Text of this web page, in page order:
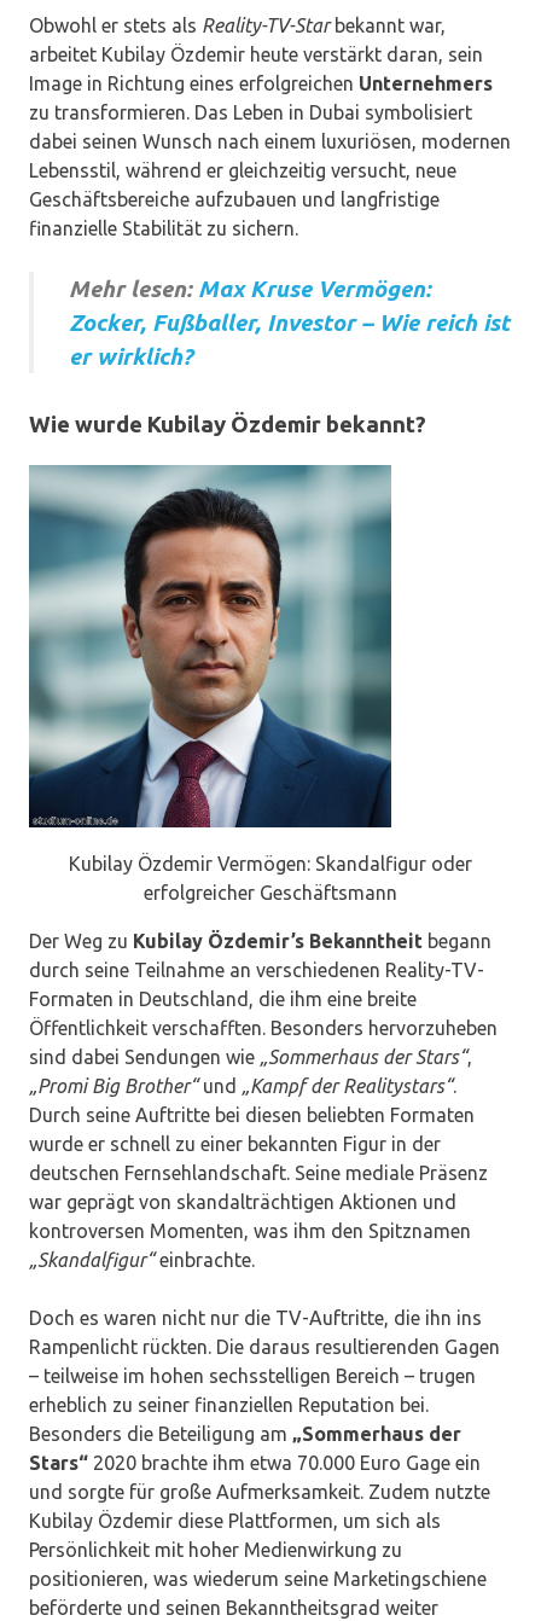
Obwohl er stets als Reality-TV-Starbekannt war,
arbeitet Kubilay Özdemir heute verstärkt daran, sein
Image in Richtung eines erfolgreichen Unternehmers
zu transformieren. Das Leben in Dubai symbolisiert
dabei seinen Wunsch nach einem luxuriösen, modernen
Lebensstil, während er gleichzeitig versucht, neue
Geschäftsbereiche aufzubauen und langfristige
finanzielle Stabilität zu sichern.
Mehr lesen: Max Kruse Vermögen:
Zocker, Fußballer, Investor – Wie reich ist
er wirklich?
Wie wurde Kubilay Özdemir bekannt?
Kubilay Özdemir Vermögen: Skandalfigur oder
erfolgreicher Geschäftsmann
Der Weg zu Kubilay Özdemir’s Bekanntheit begann
durch seine Teilnahme an verschiedenen Reality-TV-
Formaten in Deutschland, die ihm eine breite
Öffentlichkeit verschafften. Besonders hervorzuheben
sind dabei Sendungen wie „Sommerhaus der Stars“,
„Promi Big Brother“und „Kampf der Realitystars“.
Durch seine Auftritte bei diesen beliebten Formaten
wurde er schnell zu einer bekannten Figur in der
deutschen Fernsehlandschaft. Seine mediale Präsenz
war geprägt von skandalträchtigen Aktionen und
kontroversen Momenten, was ihm den Spitznamen
„Skandalfigur“einbrachte.
Doch es waren nicht nur die TV-Auftritte, die ihn ins
Rampenlicht rückten. Die daraus resultierenden Gagen
– teilweise im hohen sechsstelligen Bereich – trugen
erheblich zu seiner finanziellen Reputation bei.
Besonders die Beteiligung am „Sommerhaus der
Stars“ 2020 brachte ihm etwa 70.000 Euro Gage ein
und sorgte für große Aufmerksamkeit. Zudem nutzte
Kubilay Özdemir diese Plattformen, um sich als
Persönlichkeit mit hoher Medienwirkung zu
positionieren, was wiederum seine Marketingschiene
beförderte und seinen Bekanntheitsgrad weiter